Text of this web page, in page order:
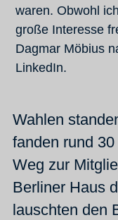
waren. Obwohl
große Interesse
Dagmar Möbius
LinkedIn.
Wahlen
fanden rund
Weg zur
Berliner Haus
lauschten den